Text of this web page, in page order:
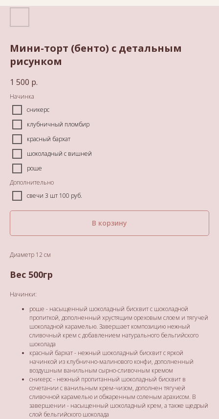
Мини-торт (бенто) с детальным
рисунком
1 500 р.
Начинка
сникерс
клубничный пломбир
красный бархат
шоколадный с вишней
роше
Дополнительно
свечи 3 шт 100 руб.
В корзину
Диаметр 12 см
Вес 500гр
Начинки:
роше - насыщенный шоколадный бисквит с шоколадной
пропиткой, дополненный хрустящим ореховым слоем и тягучей
шоколадной карамелью. Завершает композицию нежный
сливочный крем с добавлением натурального бельгийского
шоколада
красный бархат - нежный шоколадный бисквит с яркой
начинкой из клубнично-малинового конфи, дополненный
воздушным ванильным сырно-сливочным кремом
сникерс - нежный пропитанный шоколадный бисквит в
сочетании с ванильным крем-чизом, дополнен тягучей
сливочной карамелью и обжаренным соленым арахисом. В
завершении - насыщенный шоколадный крем, а также щедрый
слой бельгийского шоколада